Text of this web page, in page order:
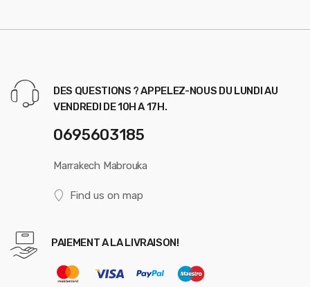
DES QUESTIONS ? APPELEZ-NOUS DU LUNDI AU
VENDREDI DE 10H A 17H.
0695603185
Marrakech Mabrouka
Find us on map
PAIEMENT A LA LIVRAISON!